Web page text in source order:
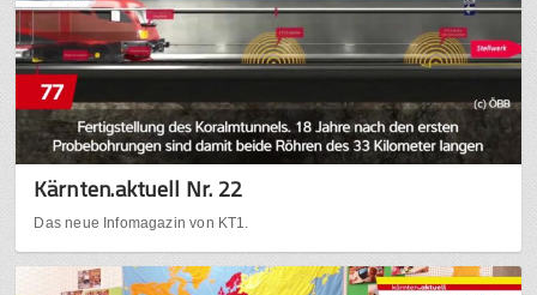
Kärnten.aktuell Nr. 22
Das neue Infomagazin von KT1.